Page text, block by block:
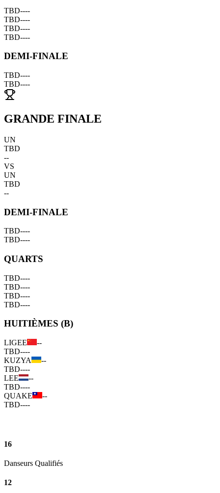
TBD----
TBD----
TBD----
TBD----
DEMI-FINALE
TBD----
TBD----
GRANDE FINALE
UN
TBD
--
VS
UN
TBD
--
DEMI-FINALE
TBD----
TBD----
QUARTS
TBD----
TBD----
TBD----
TBD----
HUITIÈMES (B)
LIGEE
--
TBD----
KUZYA
--
TBD----
LEE
--
TBD----
QUAKE
--
TBD----
16
Danseurs Qualifiés
12